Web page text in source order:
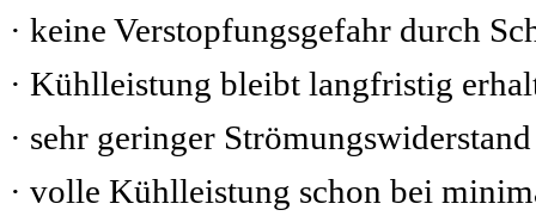
· keine Verstopfungsgefahr durch
· Kühlleistung bleibt langfristig
· sehr geringer
· volle Kühlleistung schon bei